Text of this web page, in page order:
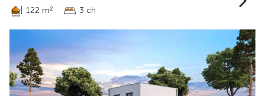
122 m2 3 ch